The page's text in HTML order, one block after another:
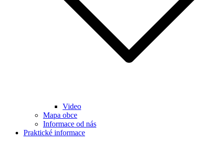
Video
Mapa obce
Informace od nás
Praktické informace